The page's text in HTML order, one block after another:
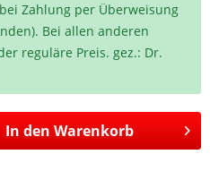
Zahlung per Überweisung
Bei allen anderen
reguläre Preis. gez.: Dr.
In den Warenkorb